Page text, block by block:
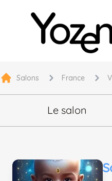
Yozenco -
Salons France
Le salon